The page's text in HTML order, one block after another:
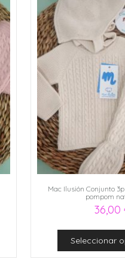
Mac Ilusión Conjunto
pompom
36,00
Seleccionar